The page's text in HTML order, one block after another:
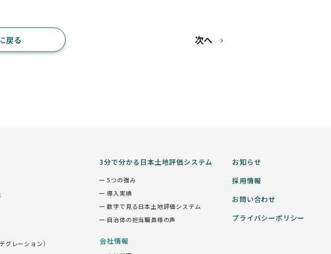
戻る 次へ
グレーション）
3分で分かる日本土地評価システム
5つの強み
導入実績
数字で見る日本土地評価システム
自治体の担当職員様の声
会社情報
お知らせ
採用情報
お問い合わせ
プライバシーポリシー